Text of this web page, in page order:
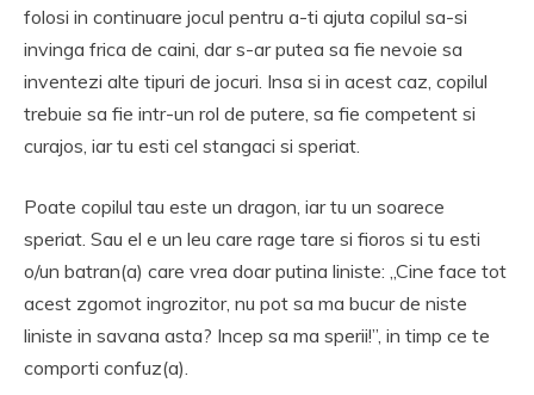
folosi in continuare jocul pentru a-ti ajuta copilul sa-si
invinga frica de caini, dar s-ar putea sa fie nevoie sa
inventezi alte tipuri de jocuri. Insa si in acest caz, copilul
trebuie sa fie intr-un rol de putere, sa fie competent si
curajos, iar tu esti cel stangaci si speriat.
Poate copilul tau este un dragon, iar tu un soarece
speriat. Sau el e un leu care rage tare si fioros si tu esti
o/un batran(a) care vrea doar putina liniste: „Cine face tot
acest zgomot ingrozitor, nu pot sa ma bucur de niste
liniste in savana asta? Incep sa ma sperii!”, in timp ce te
comporti confuz(a).